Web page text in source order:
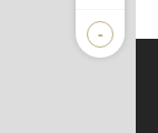
-